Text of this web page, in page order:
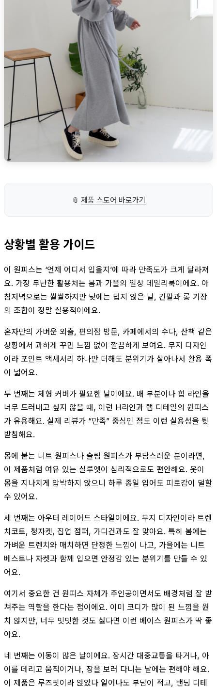
📎 제품 스토어 바로가기
상황별 활용 가이드
이 원피스는 ‘언제 어디서 입을지’에 따라 만족도가 크게 달라져
요. 가장 무난한 활용처는 봄과 가을의 일상 데일리룩이에요. 아
침저녁으로는 쌀쌀하지만 낮에는 덥지 않은 날, 긴팔과 롱 기장
의 조합이 정말 실용적이에요.
혼자만의 가벼운 외출, 편의점 방문, 카페에서의 수다, 산책 같은
상황에서 과하게 꾸민 느낌 없이 깔끔하게 보여요. 무지 디자인
이라 포인트 액세서리 하나만 더해도 분위기가 살아나서 활용 폭
이 넓어요.
두 번째는 체형 커버가 필요한 날이에요. 배 부분이나 힙 라인을
너무 드러내고 싶지 않을 때, 이런 H라인과 랩 디테일의 원피스
가 유용해요. 실제 리뷰가 “만족” 중심인 점도 이런 실용성을 뒷
받침해요.
몸에 붙는 니트 원피스나 슬림 원피스가 부담스러운 분이라면,
이 제품처럼 여유 있는 실루엣이 심리적으로도 편안해요. 옷이
몸을 지나치게 압박하지 않으니 하루 종일 입어도 피로감이 덜할
수 있어요.
세 번째는 아우터 레이어드 스타일이에요. 무지 디자인이라 트렌
치코트, 청자켓, 집업 점퍼, 가디건과도 잘 맞아요. 특히 봄에는
가벼운 트렌치와 매치하면 단정한 느낌이 나고, 가을에는 니트
베스트나 자켓과 함께 입으면 안정감 있는 분위기를 만들 수 있
어요.
여기서 중요한 건 원피스 자체가 주인공이면서도 배경처럼 잘 받
쳐주는 역할을 한다는 점이에요. 이미 코디가 많이 된 느낌을 원
치 않지만, 너무 밋밋한 것도 싫다면 이런 베이스 원피스가 딱 좋
아요.
네 번째는 이동이 많은 날이에요. 장시간 대중교통을 타거나, 아
이를 데리고 움직이거나, 장을 보러 다니는 날에는 편해야 해요.
이 제품은 루즈핏이라 앉았다 일어나도 부담이 적고, 밴딩 디테